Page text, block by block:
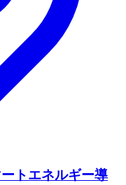
トエネルギー導